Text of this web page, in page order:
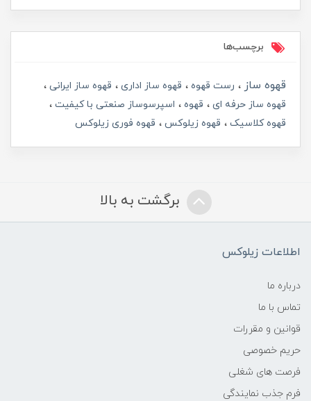
برچسب‌ها
قهوه ساز رست قهوه قهوه ساز اداری
قهوه ساز ایرانی
قهوه ساز حرفه ای
قهوه
اسپرسوساز صنعتی با کیفیت
قهوه کلاسیک
قهوه زیلوکس قهوه فوری زیلوکس
برگشت به بالا
اطلاعات زیلوکس
درباره ما
تماس با ما
قوانین و مقررات
حریم خصوصی
فرصت های شغلی
فرم جذب نمایندگی